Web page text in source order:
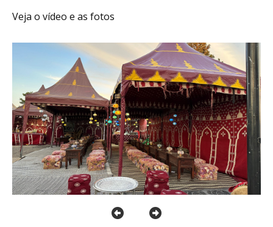
Veja o vídeo e as fotos